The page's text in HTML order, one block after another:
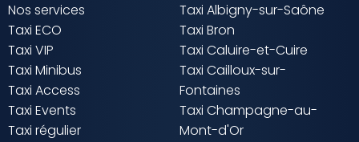
Nos services
Taxi ECO
Taxi VIP
Taxi Minibus
Taxi Access
Taxi Events
Taxi régulier
Taxi Albigny-sur-Saône
Taxi Bron
Taxi Caluire-et-Cuire
Taxi Cailloux-sur-
Fontaines
Taxi Champagne-au-
Mont-d'Or